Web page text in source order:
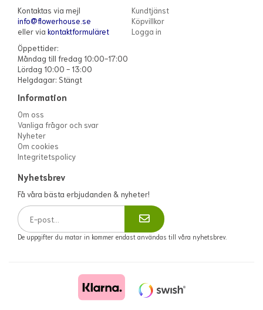
Kontaktas via mejl
info@flowerhouse.se
eller via kontaktformuläret
Öppettider:
Måndag till fredag 10:00-17:00
Lördag 10:00 - 13:00
Helgdagar: Stängt
Kundtjänst
Köpvillkor
Logga in
Information
Om oss
Vanliga frågor och svar
Nyheter
Om cookies
Integritetspolicy
Nyhetsbrev
Få våra bästa erbjudanden & nyheter!
De uppgifter du matar in kommer endast användas till våra nyhetsbrev.